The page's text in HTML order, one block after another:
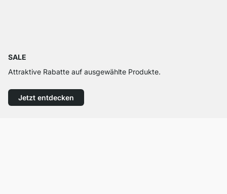
SALE
Attraktive Rabatte auf ausgewählte Produkte.
Jetzt entdecken